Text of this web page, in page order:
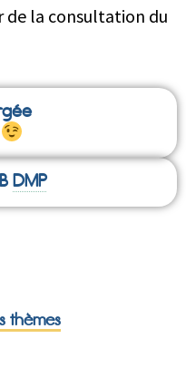
la consultation du
DMP
thèmes